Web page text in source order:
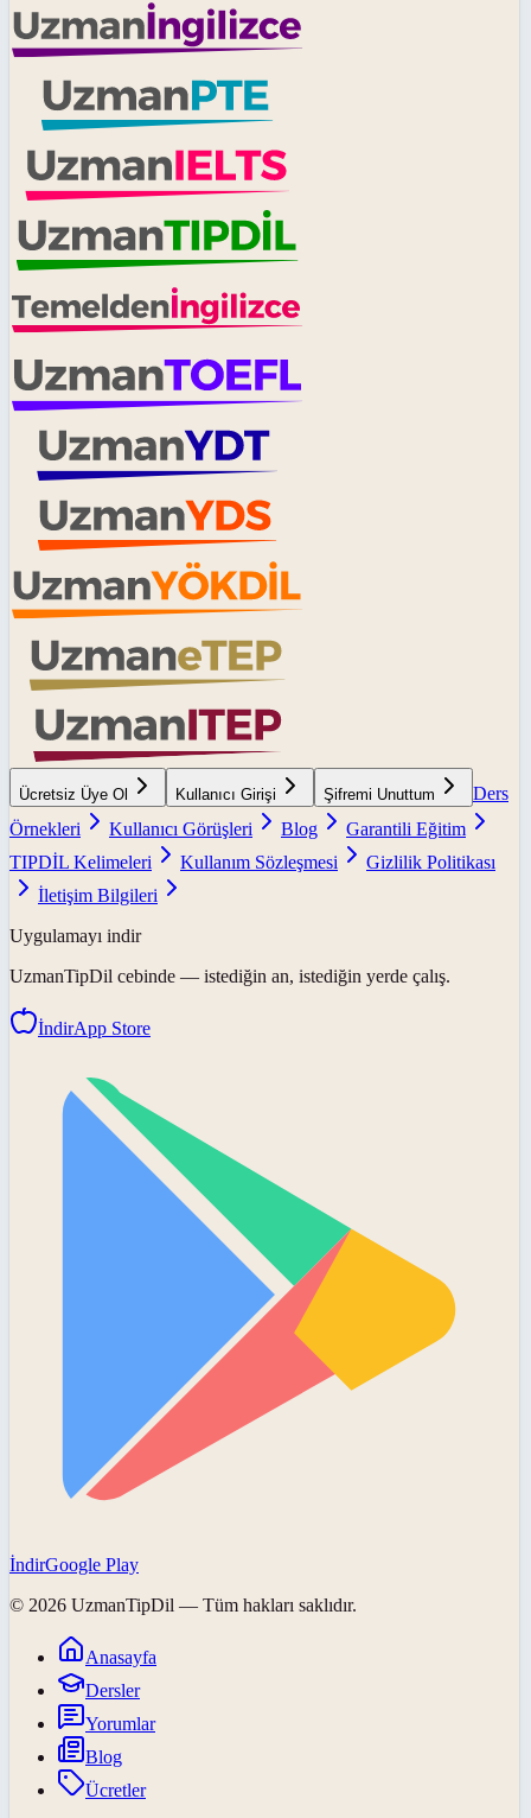
Ücretsiz Üye Ol Kullanıcı Girişi Şifremi Unuttum
Ders
Örnekleri
Kullanıcı Görüşleri Blog
Garantili Eğitim
TIPDİL Kelimeleri
Kullanım Sözleşmesi
Gizlilik Politikası
İletişim Bilgileri
Uygulamayı indir
UzmanTipDil cebinde — istediğin an, istediğin yerde çalış.
İndirApp Store
İndirGoogle Play
© 2026 UzmanTipDil — Tüm hakları saklıdır.
Anasayfa
Dersler
Yorumlar
Blog
Ücretler